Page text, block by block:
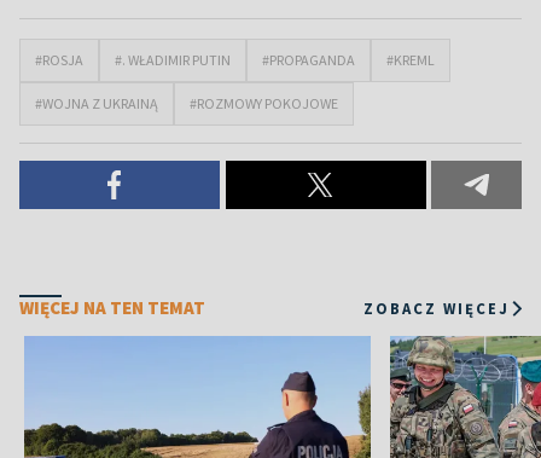
#ROSJA #. WŁADIMIR PUTIN #PROPAGANDA #KREML
#WOJNA Z UKRAINĄ #ROZMOWY POKOJOWE
WIĘCEJ NA TEN TEMAT ZOBACZ WIĘCEJ